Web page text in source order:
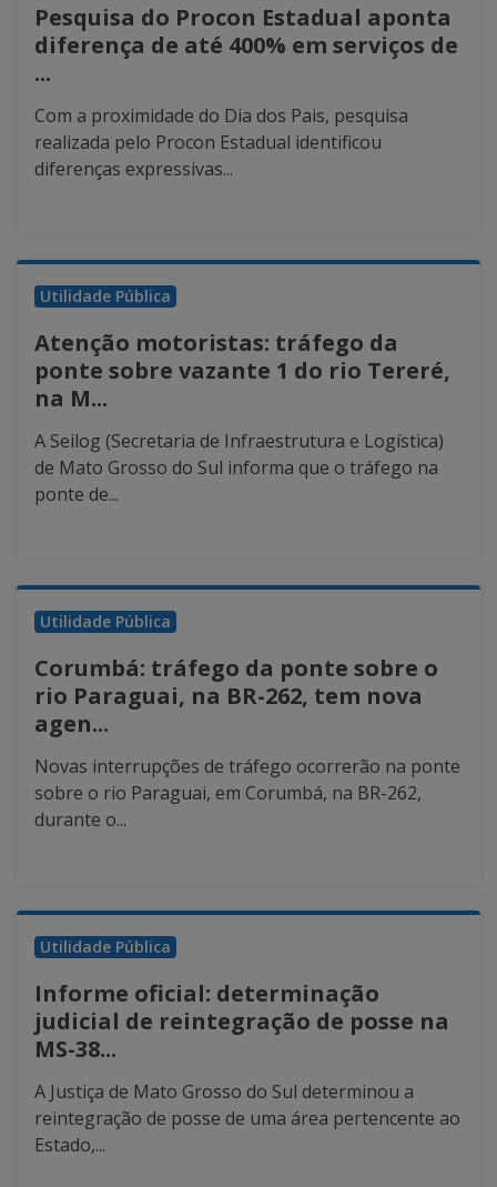
Pesquisa do Procon Estadual aponta
diferença de até 400% em serviços de
...
Com a proximidade do Dia dos Pais, pesquisa
realizada pelo Procon Estadual identificou
diferenças expressivas...
Utilidade Pública
Atenção motoristas: tráfego da
ponte sobre vazante 1 do rio Tereré,
na M...
A Seilog (Secretaria de Infraestrutura e Logística)
de Mato Grosso do Sul informa que o tráfego na
ponte de...
Utilidade Pública
Corumbá: tráfego da ponte sobre o
rio Paraguai, na BR-262, tem nova
agen...
Novas interrupções de tráfego ocorrerão na ponte
sobre o rio Paraguai, em Corumbá, na BR-262,
durante o...
Utilidade Pública
Informe oficial: determinação
judicial de reintegração de posse na
MS-38...
A Justiça de Mato Grosso do Sul determinou a
reintegração de posse de uma área pertencente ao
Estado,...